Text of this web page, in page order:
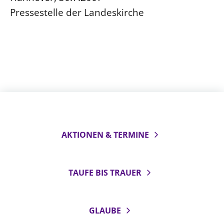
Pressestelle der Landeskirche
AKTIONEN & TERMINE
TAUFE BIS TRAUER
GLAUBE